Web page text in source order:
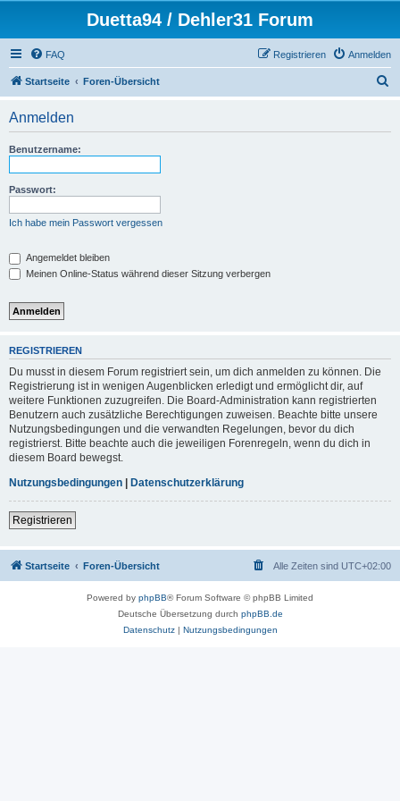
Duetta94 / Dehler31 Forum
FAQ Anmelden
Registrieren
Startseite Foren-Übersicht
Anmelden
Benutzername:
Passwort:
Ich habe mein Passwort vergessen
Angemeldet bleiben
Meinen Online-Status während dieser Sitzung verbergen
REGISTRIEREN
Du musst in diesem Forum registriert sein, um dich anmelden zu können. Die
Registrierung ist in wenigen Augenblicken erledigt und ermöglicht dir, auf
weitere Funktionen zuzugreifen. Die Board-Administration kann registrierten
Benutzern auch zusätzliche Berechtigungen zuweisen. Beachte bitte unsere
Nutzungsbedingungen und die verwandten Regelungen, bevor du dich
registrierst. Bitte beachte auch die jeweiligen Forenregeln, wenn du dich in
diesem Board bewegst.
Nutzungsbedingungen | Datenschutzerklärung
Registrieren
Startseite Foren-Übersicht Alle Zeiten sind UTC+02:00
Powered by phpBB® Forum Software © phpBB Limited
Deutsche Übersetzung durch phpBB.de
Datenschutz| Nutzungsbedingungen